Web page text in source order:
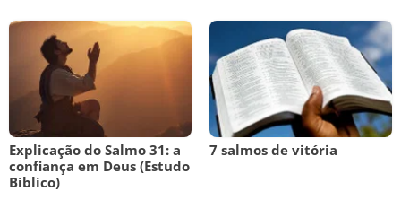
Explicação do Salmo 31: a
confiança em Deus (Estudo
Bíblico)
7 salmos de vitória